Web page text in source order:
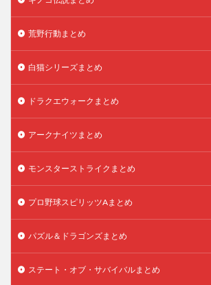
荒野行動まとめ
白猫シリーズまとめ
ドラクエウォークまとめ
アークナイツまとめ
モンスターストライクまとめ
プロ野球スピリッツAまとめ
パズル＆ドラゴンズまとめ
ステート・オブ・サバイバルまとめ